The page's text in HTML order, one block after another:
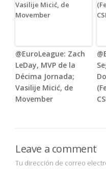
@EuroLeague: Zach
LeDay, MVP de la
Décima Jornada;
Vasilije Micić, de
Movember
Leave a comment
Tu dirección de correo